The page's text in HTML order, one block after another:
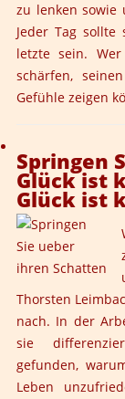
zu lenken sowie
Jeder Tag
letzte sein.
schärfen,
Gefühle zeigen
Springen
Glück ist
Glück ist
Thorsten
nach. In der
sie
gefunden,
Leben